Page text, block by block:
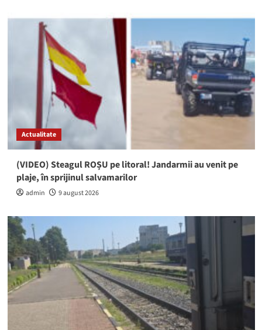
Actualitate
(VIDEO) Steagul ROȘU pe litoral! Jandarmii au venit pe
plaje, în sprijinul salvamarilor
admin 9 august 2026